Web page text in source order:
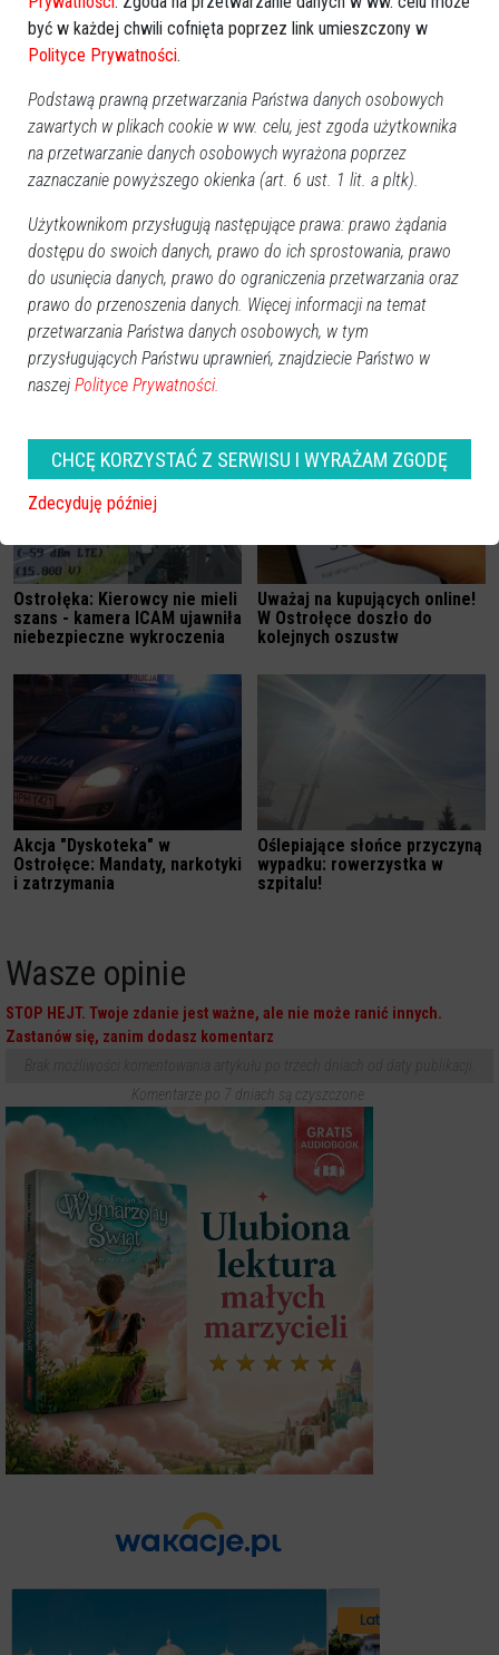
Ostrołęka: Kierowcy nie mieli
szans - kamera ICAM ujawniła
niebezpieczne wykroczenia
Uważaj na kupujących online!
W Ostrołęce doszło do
kolejnych oszustw
Akcja "Dyskoteka" w
Ostrołęce: Mandaty, narkotyki
i zatrzymania
Oślepiające słońce przyczyną
wypadku: rowerzystka w
szpitalu!
Wasze opinie
STOP HEJT. Twoje zdanie jest ważne, ale nie może ranić innych.
Zastanów się, zanim dodasz komentarz
Komentarze po 7 dniach są czyszczone.
Lato 2026
być w każdej chwili cofnięta poprzez link umieszczony w
Polityce Prywatności.
Podstawą prawną przetwarzania Państwa danych osobowych
zawartych w plikach cookie w ww. celu, jest zgoda użytkownika
na przetwarzanie danych osobowych wyrażona poprzez
zaznaczanie powyższego okienka (art. 6 ust. 1 lit. a pltk).
Użytkownikom przysługują następujące prawa: prawo żądania
dostępu do swoich danych, prawo do ich sprostowania, prawo
do usunięcia danych, prawo do ograniczenia przetwarzania oraz
prawo do przenoszenia danych. Więcej informacji na temat
przetwarzania Państwa danych osobowych, w tym
przysługujących Państwu uprawnień, znajdziecie Państwo w
naszej Polityce Prywatności.
CHCĘ KORZYSTAĆ Z SERWISU I WYRAŻAM ZGODĘ
Zdecyduję później